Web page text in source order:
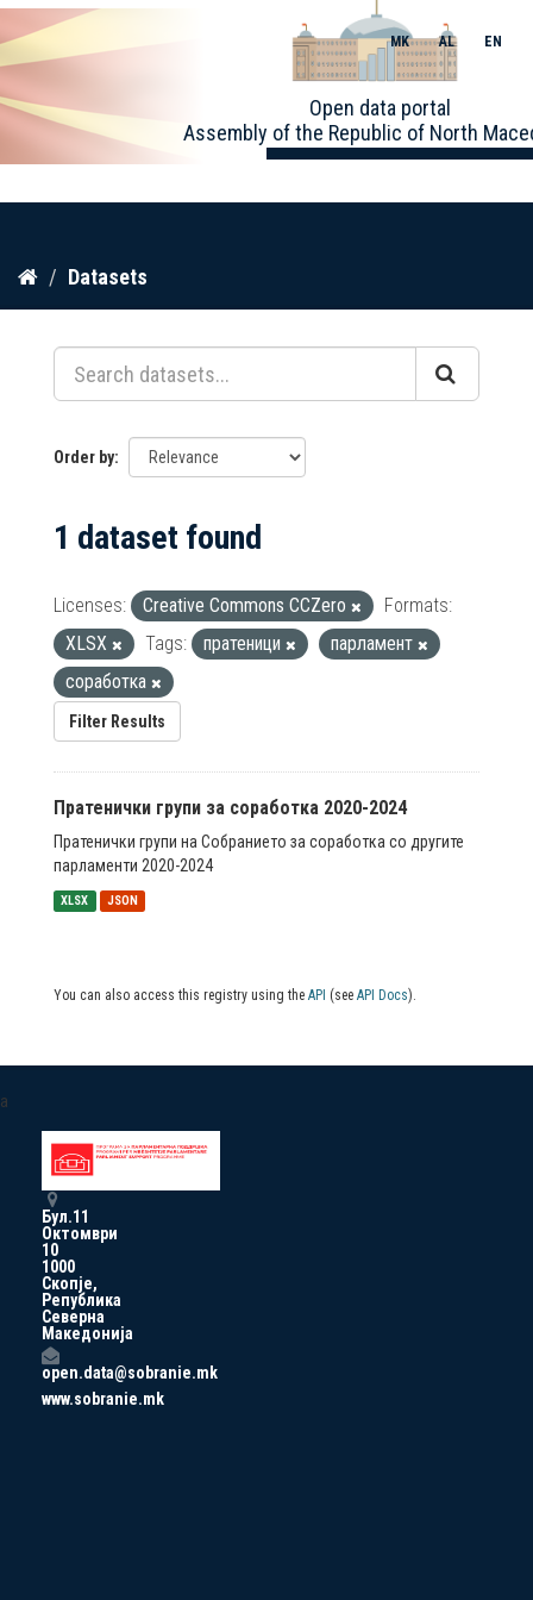
Skip
content
Open data portal
Assembly of the Republic of North
MK AL EN
Datasets
Order by
1 dataset found
Licenses: Creative Commons CCZero
Formats:
XLSX
Tags: пратеници
парламент
соработка
Filter Results
Пратенички групи за соработка 2020-2024
Пратенички групи на Собранието за соработка со другите
парламенти 2020-2024
XLSX JSON
You can also access this registry using the API (see API Docs).
a
Бул.11
Октомври
10
1000
Скопје,
Република
Северна
Македонија
open.data@sobranie.mk
www.sobranie.mk